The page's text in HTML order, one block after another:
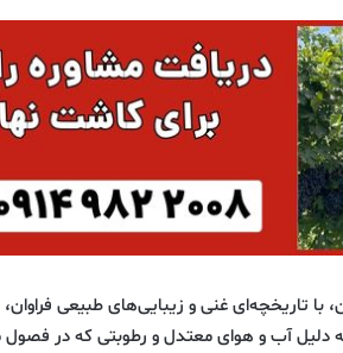
با تاریخچه‌ای غنی و زیبایی‌های طبیعی
دلیل آب و هوای معتدل و رطوبتی که در